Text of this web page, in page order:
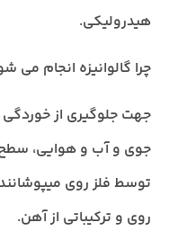
هیدرولیکی.
چرا گالوانیزه انجام می
جهت جلوگیری از خوردگی
جوی و آب و هوایی، سطح
توسط فلز روی
روی و ترکیباتی از آهن.